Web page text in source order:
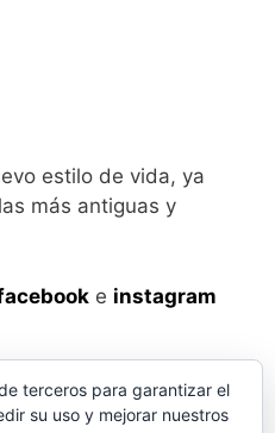
estilo de vida, ya
más antiguas y
e instagram
terceros para garantizar el
su uso y mejorar nuestros